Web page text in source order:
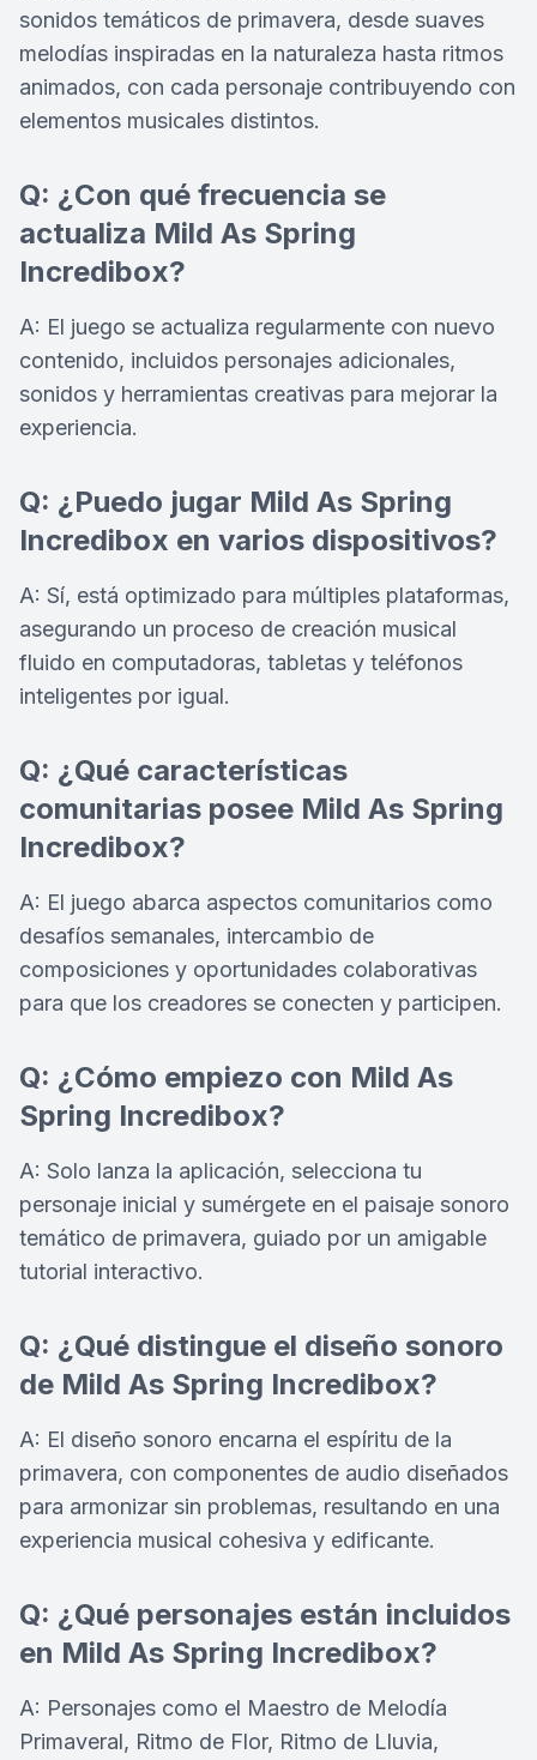
sonidos temáticos de primavera, desde suaves
melodías inspiradas en la naturaleza hasta ritmos
animados, con cada personaje contribuyendo con
elementos musicales distintos.
Q: ¿Con qué frecuencia se
actualiza Mild As Spring
Incredibox?
A: El juego se actualiza regularmente con nuevo
contenido, incluidos personajes adicionales,
sonidos y herramientas creativas para mejorar la
experiencia.
Q: ¿Puedo jugar Mild As Spring
Incredibox en varios dispositivos?
A: Sí, está optimizado para múltiples plataformas,
asegurando un proceso de creación musical
fluido en computadoras, tabletas y teléfonos
inteligentes por igual.
Q: ¿Qué características
comunitarias posee Mild As Spring
Incredibox?
A: El juego abarca aspectos comunitarios como
desafíos semanales, intercambio de
composiciones y oportunidades colaborativas
para que los creadores se conecten y participen.
Q: ¿Cómo empiezo con Mild As
Spring Incredibox?
A: Solo lanza la aplicación, selecciona tu
personaje inicial y sumérgete en el paisaje sonoro
temático de primavera, guiado por un amigable
tutorial interactivo.
Q: ¿Qué distingue el diseño sonoro
de Mild As Spring Incredibox?
A: El diseño sonoro encarna el espíritu de la
primavera, con componentes de audio diseñados
para armonizar sin problemas, resultando en una
experiencia musical cohesiva y edificante.
Q: ¿Qué personajes están incluidos
en Mild As Spring Incredibox?
A: Personajes como el Maestro de Melodía
Primaveral, Ritmo de Flor, Ritmo de Lluvia,